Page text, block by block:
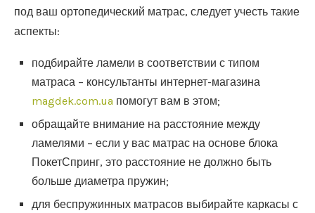
под ваш ортопедический матрас, следует учесть такие
аспекты:
подбирайте ламели в соответствии с типом
матраса – консультанты интернет-магазина
magdek.com.ua помогут вам в этом;
обращайте внимание на расстояние между
ламелями – если у вас матрас на основе блока
ПокетСпринг, это расстояние не должно быть
больше диаметра пружин;
для беспружинных матрасов выбирайте каркасы с